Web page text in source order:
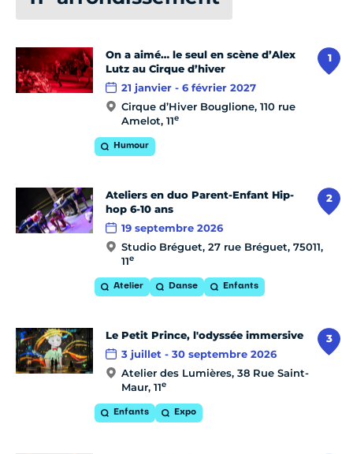
1
On a aimé… le seul en scène d’Alex
Lutz au Cirque d’hiver
21 janvier - 6 février 2027
Cirque d’Hiver Bouglione, 110 rue
Amelot, 11e
Humour
2
Ateliers en duo Parent-Enfant Hip-
hop 6-10 ans
19 septembre 2026
Studio Bréguet, 27 rue Bréguet, 75011,
11e
Atelier Danse Enfants
3
Le Petit Prince, l'odyssée immersive
3 juillet - 30 septembre 2026
Atelier des Lumières, 38 Rue Saint-
Maur, 11e
Enfants Expo